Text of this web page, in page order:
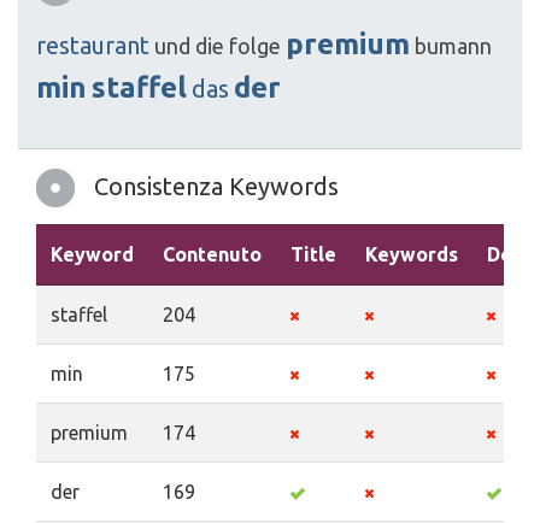
restaurant und die folge premium bumann
min staffel das der
Consistenza Keywords
Keyword Contenuto Title Keywords
staffel 204
min 175
premium 174
der 169